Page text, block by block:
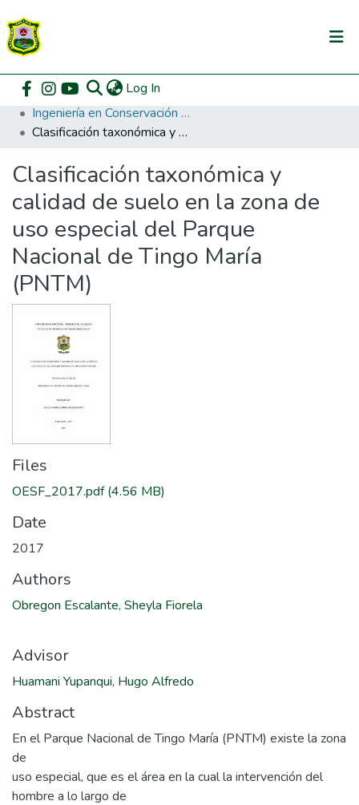
Log In
Communities & Collections
All of DSpace
Home Pregrado
Ingeniería en Conservación de Suelos y Agua
Clasificación taxonómica y calidad de suelo en la zona de uso especial del Parque Nacional de Tingo María (PNTM)
Clasificación taxonómica y
calidad de suelo en la zona de
uso especial del Parque
Nacional de Tingo María
(PNTM)
Files
OESF_2017.pdf(4.56 MB)
Date
2017
Authors
Obregon Escalante, Sheyla Fiorela
Advisor
Huamani Yupanqui, Hugo Alfredo
Abstract
En el Parque Nacional de Tingo María (PNTM) existe la zona
de
uso especial, que es el área en la cual la intervención del
hombre a lo largo de